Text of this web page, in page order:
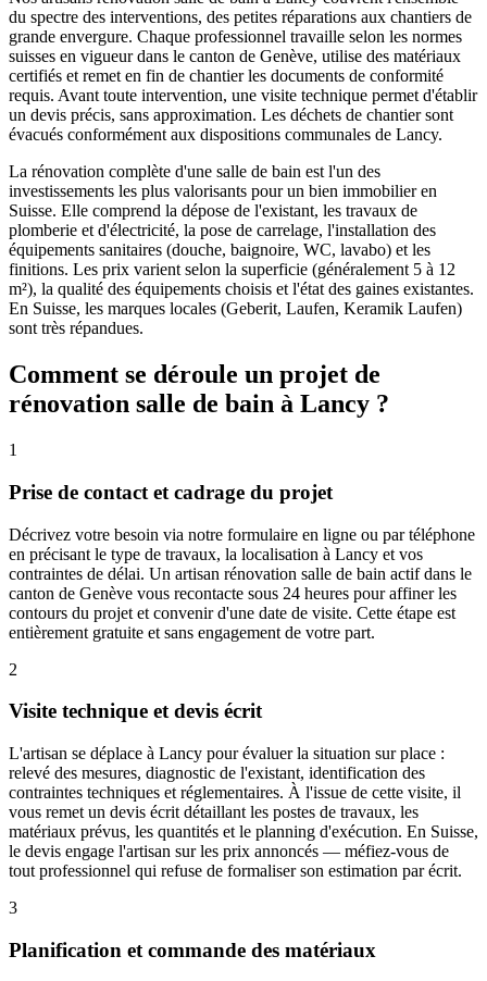
du spectre des interventions, des petites réparations aux chantiers de
grande envergure. Chaque professionnel travaille selon les normes
suisses en vigueur dans le canton de Genève, utilise des matériaux
certifiés et remet en fin de chantier les documents de conformité
requis. Avant toute intervention, une visite technique permet d'établir
un devis précis, sans approximation. Les déchets de chantier sont
évacués conformément aux dispositions communales de Lancy.
La rénovation complète d'une salle de bain est l'un des
investissements les plus valorisants pour un bien immobilier en
Suisse. Elle comprend la dépose de l'existant, les travaux de
plomberie et d'électricité, la pose de carrelage, l'installation des
équipements sanitaires (douche, baignoire, WC, lavabo) et les
finitions. Les prix varient selon la superficie (généralement 5 à 12
m²), la qualité des équipements choisis et l'état des gaines existantes.
En Suisse, les marques locales (Geberit, Laufen, Keramik Laufen)
sont très répandues.
Comment se déroule un projet de
rénovation salle de bain à Lancy ?
1
Prise de contact et cadrage du projet
Décrivez votre besoin via notre formulaire en ligne ou par téléphone
en précisant le type de travaux, la localisation à Lancy et vos
contraintes de délai. Un artisan rénovation salle de bain actif dans le
canton de Genève vous recontacte sous 24 heures pour affiner les
contours du projet et convenir d'une date de visite. Cette étape est
entièrement gratuite et sans engagement de votre part.
2
Visite technique et devis écrit
L'artisan se déplace à Lancy pour évaluer la situation sur place :
relevé des mesures, diagnostic de l'existant, identification des
contraintes techniques et réglementaires. À l'issue de cette visite, il
vous remet un devis écrit détaillant les postes de travaux, les
matériaux prévus, les quantités et le planning d'exécution. En Suisse,
le devis engage l'artisan sur les prix annoncés — méfiez-vous de
tout professionnel qui refuse de formaliser son estimation par écrit.
3
Planification et commande des matériaux